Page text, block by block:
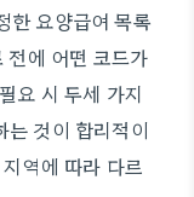
한 요양급여 목록
전에 어떤 코드가
요 시 두세 가지
는 것이 합리적이
역에 따라 다르